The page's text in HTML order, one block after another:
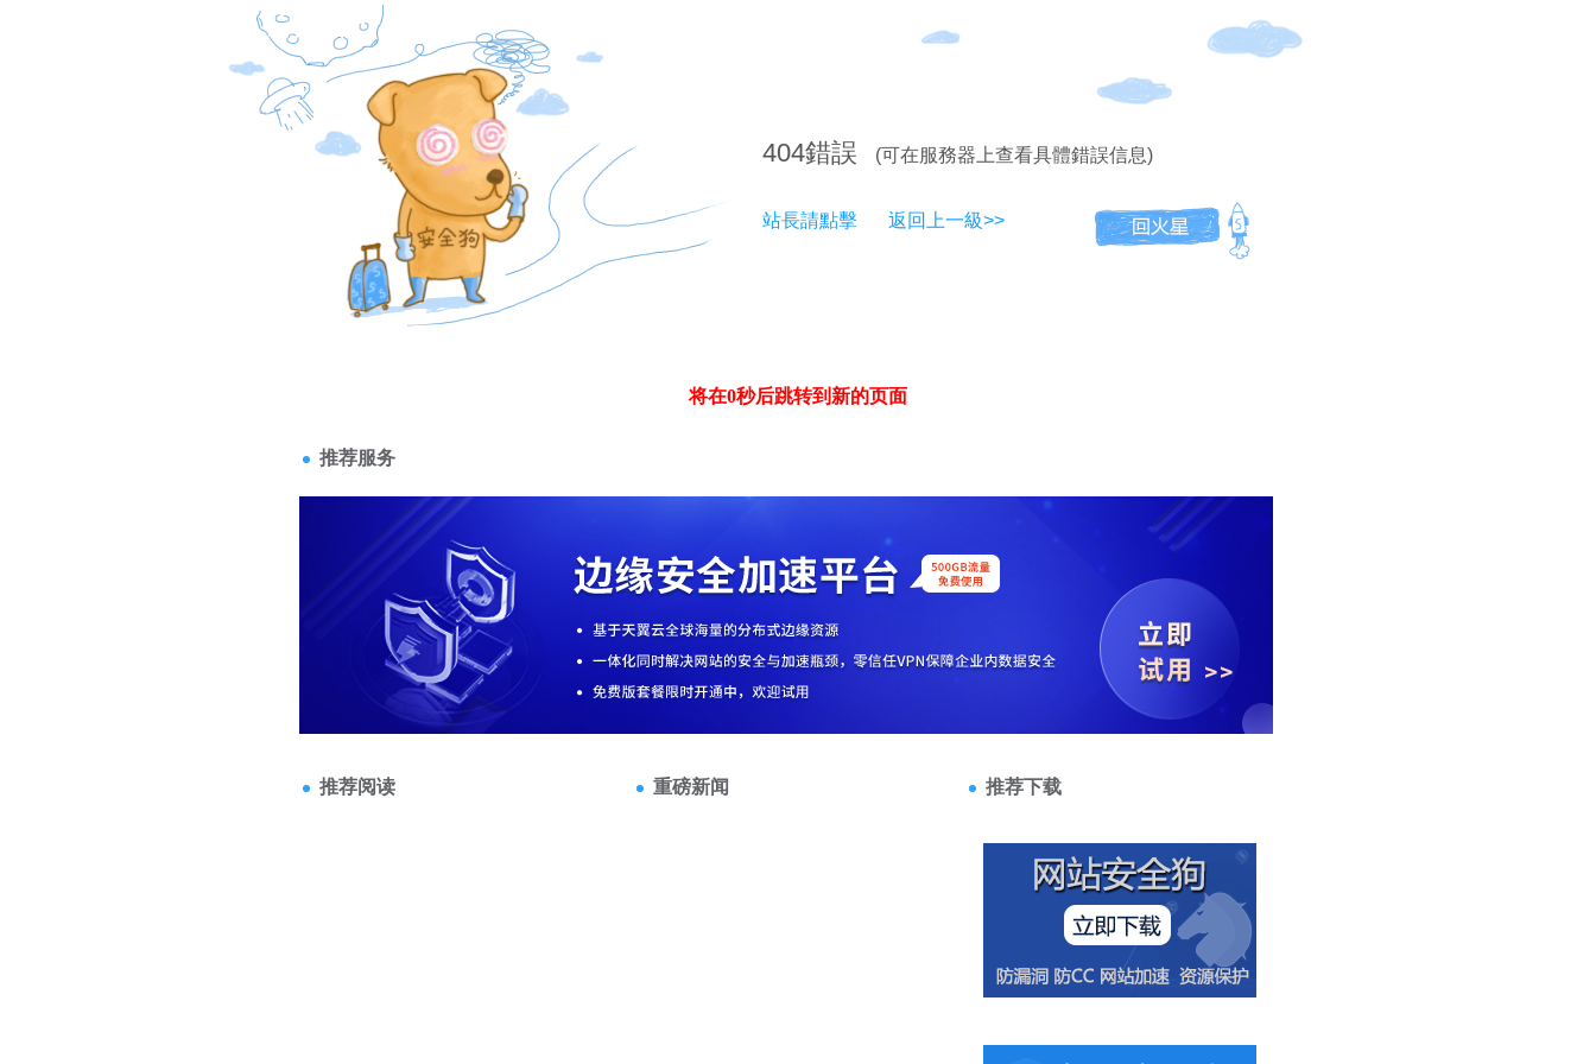
404錯誤 (可在服務器上查看具體錯誤信息)
站長請點擊 返回上一級>>